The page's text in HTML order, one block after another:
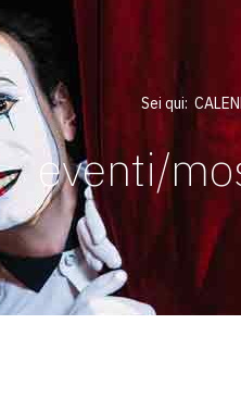
Sei qui:
eventi/